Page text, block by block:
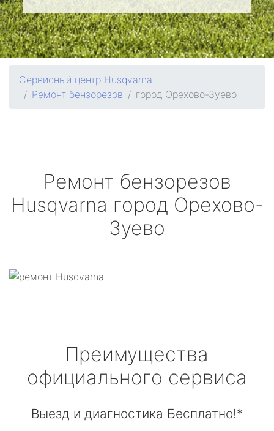
Сервисный центр Husqvarna
Ремонт бензорезов
город Орехово-Зуево
Ремонт бензорезов
Husqvarna город Орехово-
Зуево
Преимущества
официального сервиса
Выезд и диагностика Бесплатно!*